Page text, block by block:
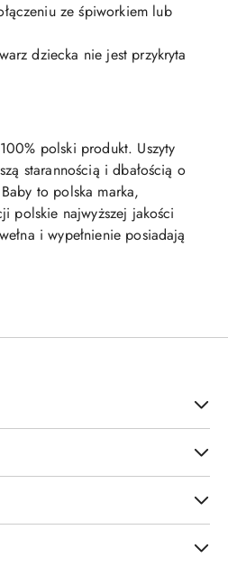
ze śpiworkiem lub
dziecka nie jest przykryta
polski produkt. Uszyty
starannością i dbałością o
to polska marka,
polskie najwyższej jakości
i wypełnienie posiadają